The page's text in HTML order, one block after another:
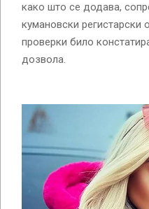
како што се додава,
кумановски регистарски
проверки било
дозвола.